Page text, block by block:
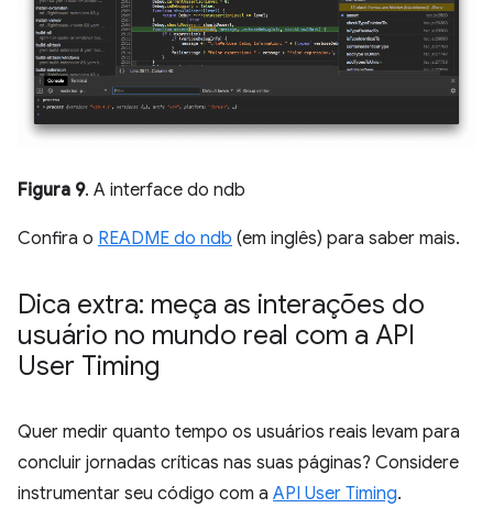
Figura 9. A interface do ndb
Confira o README do ndb (em inglês) para saber mais.
Dica extra: meça as interações do
usuário no mundo real com a API
User Timing
Quer medir quanto tempo os usuários reais levam para
concluir jornadas críticas nas suas páginas? Considere
instrumentar seu código com a API User Timing.